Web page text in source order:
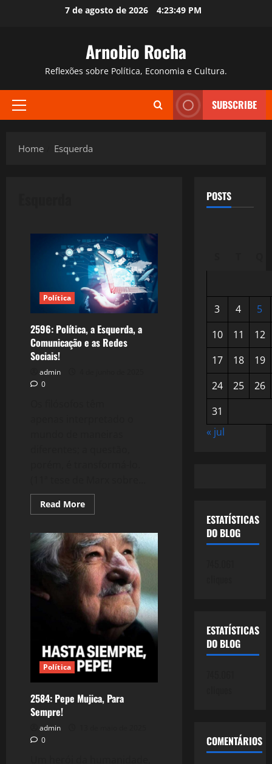
7 de agosto de 2026 4:23:50 PM
Arnobio Rocha
Reflexões sobre Política, Economia e Cultura.
Primary
SUBSCRIBE
Home Esquerda
Política
2596: Política, a Esquerda, a
Comunicação e as Redes
Sociais!
admin
0
Read MoreRead
more
Política,
a
Esquerda,
a
Comunicação
e
as
Redes
Sociais!
Política
2584: Pepe Mujica, Para
Sempre!
admin
0
POSTS
3 4
5
10
11
12
17
18
19
24
25
26
31
« jul
ESTATÍSTICAS
DO BLOG
ESTATÍSTICAS
DO BLOG
COMENTÁRIOS